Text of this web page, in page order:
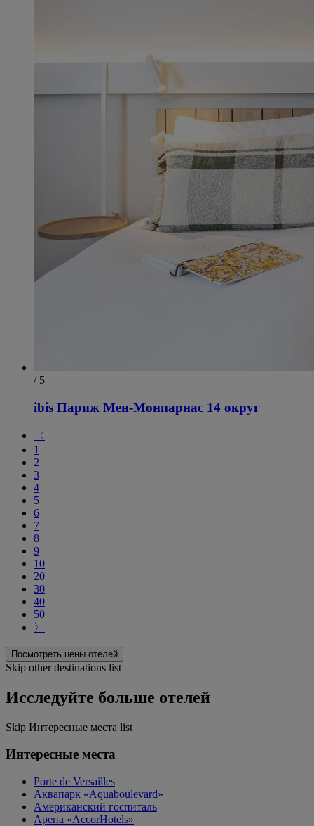
/ 5
ibis Париж Мен-Монпарнас 14 округ
〈
1
2
3
4
5
6
7
8
9
10
20
30
40
50
〉
Посмотреть цены отелей
Skip other destinations list
Исследуйте больше отелей
Skip Интересные места list
Интересные места
Porte de Versailles
Аквапарк «Aquaboulevard»
Американский госпиталь
Арена «AccorHotels»